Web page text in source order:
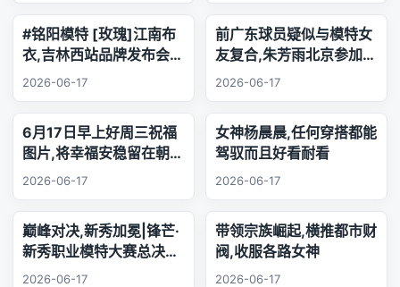
#铭阳模特 [玫瑰]江南布
衣,吉林西站品牌发布会..
乐器演奏
2026-06-17
前广东球员疑似与模特女
友复合,朱芳雨北京参加品
牌活动,王少杰韩国游玩
2026-06-17
6月17日早上好周三祝福
图片,将幸福安稳留在朝夕
身旁,把珍贵友谊珍藏心
欢声笑语陪伴每日日常.
2026-06-17
女神杨晨晨,任何穿搭都能
驾驭而且好看耐看
2026-06-17
巅峰对决,新秀加冕|锋芒·
新秀职业模特大赛总决赛,
三幕秀场演绎极致美学
2026-06-17
带领宗族崛起,横推都市财
阀,收服各路女神
2026-06-17